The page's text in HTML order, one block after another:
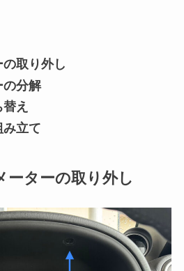
取り外し
の分解
え
立て
ーターの取り外し